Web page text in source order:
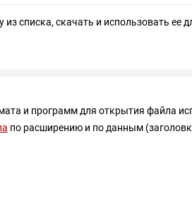
списка, скачать и использовать ее
и программ для открытия файла
по расширению и по данным